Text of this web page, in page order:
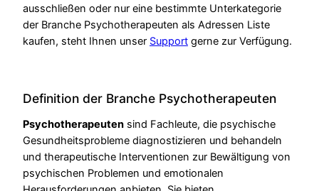
ausschließen oder nur eine bestimmte Unterkategorie
der Branche Psychotherapeuten als Adressen Liste
kaufen, steht Ihnen unser Support gerne zur Verfügung.
Definition der Branche Psychotherapeuten
Psychotherapeuten sind Fachleute, die psychische
Gesundheitsprobleme diagnostizieren und behandeln
und therapeutische Interventionen zur Bewältigung von
psychischen Problemen und emotionalen